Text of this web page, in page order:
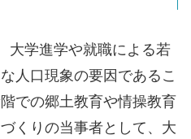
大学進学や就職による若
人口現象の要因であるこ
での郷土教育や情操教育
くりの当事者として、大